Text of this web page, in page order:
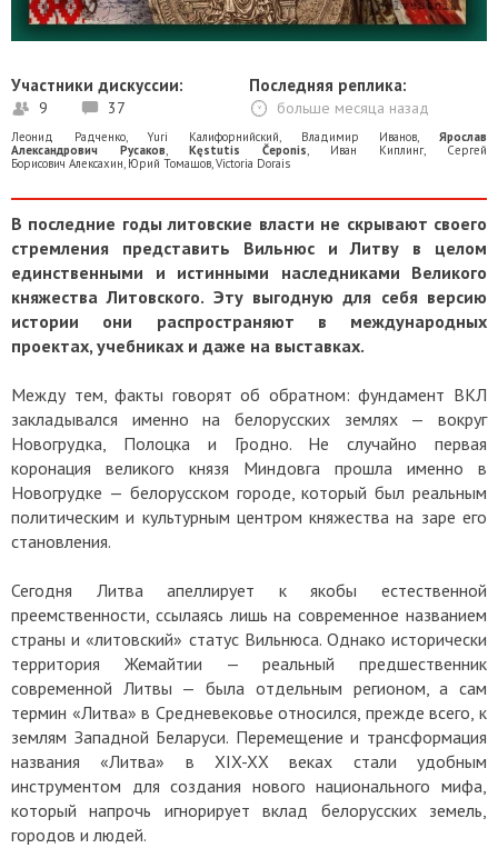
Участники дискуссии:
9 37
Последняя реплика:
больше месяца назад
Леонид Радченко,Yuri Калифорнийский, Владимир Иванов,Ярослав
Александрович Русаков, Kęstutis Čeponis, Иван Киплинг, Сергей
Борисович Алексахин, Юрий Томашов,Victoria Dorais
В последние годы литовские власти не скрывают своего
стремления представить Вильнюс и Литву в целом
единственными и истинными наследниками Великого
княжества Литовского. Эту выгодную для себя версию
истории они распространяют в международных
проектах, учебниках и даже на выставках.
Между тем, факты говорят об обратном: фундамент ВКЛ
закладывался именно на белорусских землях — вокруг
Новогрудка, Полоцка и Гродно. Не случайно первая
коронация великого князя Миндовга прошла именно в
Новогрудке — белорусском городе, который был реальным
политическим и культурным центром княжества на заре его
становления.
Сегодня Литва апеллирует к якобы естественной
преемственности, ссылаясь лишь на современное названием
страны и «литовский» статус Вильнюса. Однако исторически
территория Жемайтии — реальный предшественник
современной Литвы — была отдельным регионом, а сам
термин «Литва» в Средневековье относился, прежде всего, к
землям Западной Беларуси. Перемещение и трансформация
названия «Литва» в XIX-XX веках стали удобным
инструментом для создания нового национального мифа,
который напрочь игнорирует вклад белорусских земель,
городов и людей.